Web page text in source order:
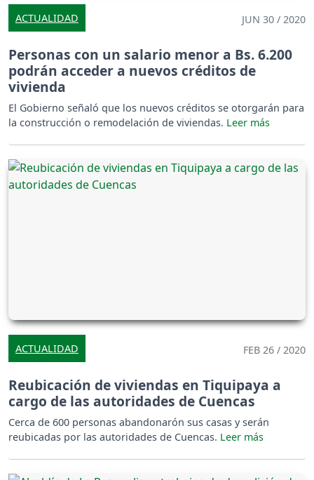
ACTUALIDAD JUN 30 / 2020
Personas con un salario menor a Bs. 6.200
podrán acceder a nuevos créditos de
vivienda
El Gobierno señaló que los nuevos créditos se otorgarán para
la construcción o remodelación de viviendas.
ACTUALIDAD FEB 26 / 2020
Reubicación de viviendas en Tiquipaya a
cargo de las autoridades de Cuencas
Cerca de 600 personas abandonarón sus casas y serán
reubicadas por las autoridades de Cuencas.